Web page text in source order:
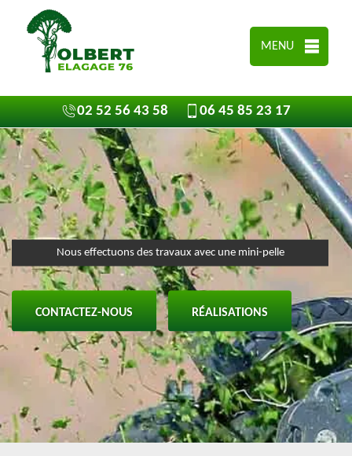
MENU
02 52 56 43 58 06 45 85 23 17
Nous effectuons des travaux avec une mini-pelle
CONTACTEZ-NOUS RÉALISATIONS